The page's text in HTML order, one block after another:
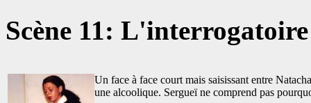
Scène 11:
Un face à face court mais saisissant entre
une alcoolique. Sergueï ne comprend pas